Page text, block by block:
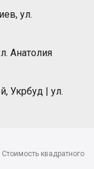
ул.
Анатолия
Укрбуд | ул.